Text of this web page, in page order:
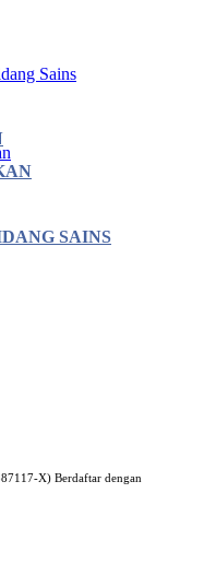
Sains
SAINS
X) Berdaftar dengan